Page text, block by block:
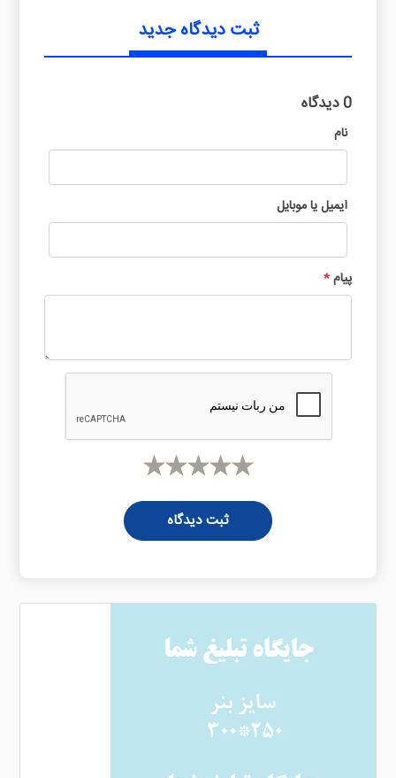
ثبت دیدگاه جدید
0 دیدگاه
نام
ایمیل یا موبایل
پیام*
ثبت دیدگاه